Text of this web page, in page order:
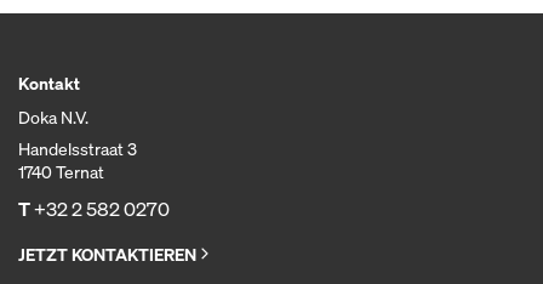
Kontakt
Doka N.V.
Handelsstraat 3
1740 Ternat
T+32 2 582 0270
JETZT KONTAKTIEREN